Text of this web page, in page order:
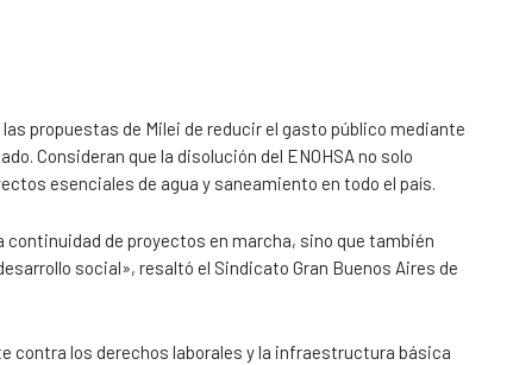
propuestas de Milei de reducir el gasto público mediante
Consideran que la disolución del ENOHSA no solo
esenciales de agua y saneamiento en todo el país.
continuidad de proyectos en marcha, sino que también
social», resaltó el Sindicato Gran Buenos Aires de
contra los derechos laborales y la infraestructura básica